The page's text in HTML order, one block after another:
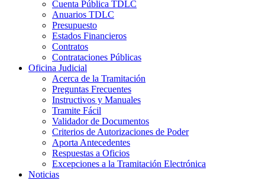
Cuenta Pública TDLC
Anuarios TDLC
Presupuesto
Estados Financieros
Contratos
Contrataciones Públicas
Oficina Judicial
Acerca de la Tramitación
Preguntas Frecuentes
Instructivos y Manuales
Tramite Fácil
Validador de Documentos
Criterios de Autorizaciones de Poder
Aporta Antecedentes
Respuestas a Oficios
Excepciones a la Tramitación Electrónica
Noticias